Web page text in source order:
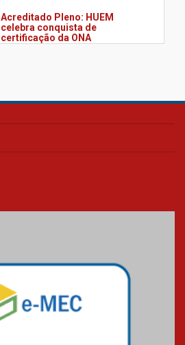
Acreditado Pleno: HUEM
celebra conquista de
certificação da ONA
HUEM é o primeiro hospital do
UTI's inteligentes
referência mundial em
Pós-Asco: evento do HUEM
debate novidades sobre
estudos e tratamentos contra
o câncer